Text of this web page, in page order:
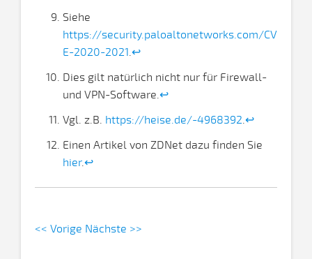
Siehe
https://security.paloaltonetworks.com/CV
E-2020-2021.↩
Dies gilt natürlich nicht nur für Firewall-
und VPN-Software.↩
Vgl. z.B. https://heise.de/-4968392.↩
Einen Artikel von ZDNet dazu finden Sie
hier.↩
<< Vorige Nächste >>